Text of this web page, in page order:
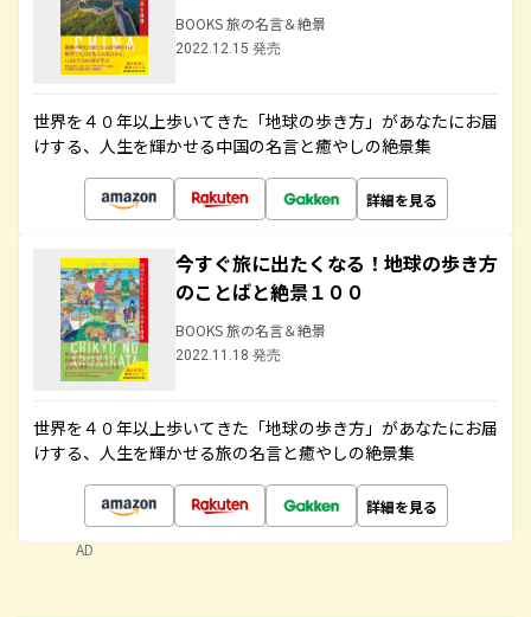
BOOKS 旅の名言＆絶景
2022.12.15 発売
世界を４０年以上歩いてきた「地球の歩き方」があなたにお届
けする、人生を輝かせる中国の名言と癒やしの絶景集
詳細を見る
今すぐ旅に出たくなる！地球の歩き方
のことばと絶景１００
BOOKS 旅の名言＆絶景
2022.11.18 発売
世界を４０年以上歩いてきた「地球の歩き方」があなたにお届
けする、人生を輝かせる旅の名言と癒やしの絶景集
詳細を見る
AD